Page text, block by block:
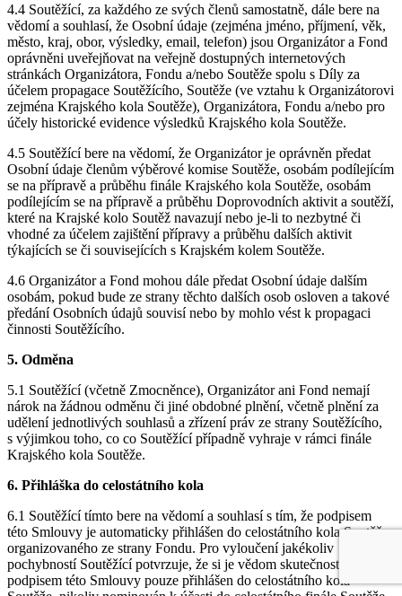
4.4 Soutěžící, za každého ze svých členů samostatně, dále bere na
vědomí a souhlasí, že Osobní údaje (zejména jméno, příjmení, věk,
město, kraj, obor, výsledky, email, telefon) jsou Organizátor a Fond
oprávněni uveřejňovat na veřejně dostupných internetových
stránkách Organizátora, Fondu a/nebo Soutěže spolu s Díly za
účelem propagace Soutěžícího, Soutěže (ve vztahu k Organizátorovi
zejména Krajského kola Soutěže), Organizátora, Fondu a/nebo pro
účely historické evidence výsledků Krajského kola Soutěže.
4.5 Soutěžící bere na vědomí, že Organizátor je oprávněn předat
Osobní údaje členům výběrové komise Soutěže, osobám podílejícím
se na přípravě a průběhu finále Krajského kola Soutěže, osobám
podílejícím se na přípravě a průběhu Doprovodních aktivit a soutěží,
které na Krajské kolo Soutěž navazují nebo je-li to nezbytné či
vhodné za účelem zajištění přípravy a průběhu dalších aktivit
týkajících se či souvisejících s Krajském kolem Soutěže.
4.6 Organizátor a Fond mohou dále předat Osobní údaje dalším
osobám, pokud bude ze strany těchto dalších osob osloven a takové
předání Osobních údajů souvisí nebo by mohlo vést k propagaci
činnosti Soutěžícího.
5. Odměna
5.1 Soutěžící (včetně Zmocněnce), Organizátor ani Fond nemají
nárok na žádnou odměnu či jiné obdobné plnění, včetně plnění za
udělení jednotlivých souhlasů a zřízení práv ze strany Soutěžícího,
s výjimkou toho, co co Soutěžící případně vyhraje v rámci finále
Krajského kola Soutěže.
6. Přihláška do celostátního kola
6.1 Soutěžící tímto bere na vědomí a souhlasí s tím, že podpisem
této Smlouvy je automaticky přihlášen do celostátního kola Soutěže
organizovaného ze strany Fondu. Pro vyloučení jakékoliv
pochybností Soutěžící potvrzuje, že si je vědom skutečnosti, že je
podpisem této Smlouvy pouze přihlášen do celostátního kola